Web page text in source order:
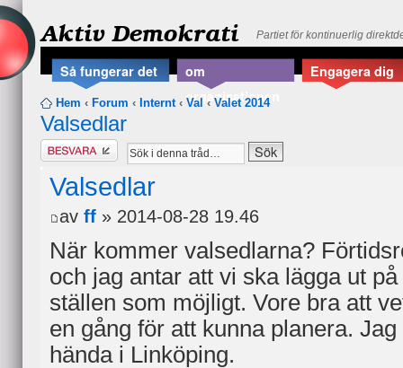
Aktiv Demokrati Partiet för kontinuerlig
Så fungerar det
om
organisationen
Engagera dig
Hem ‹ Forum ‹ Internt ‹ Val ‹ Valet 2014
Valsedlar
Besvara
Valsedlar
av ff » 2014-08-28 19.46
När kommer valsedlarna?
och jag antar att vi ska lägga ut
ställen som möjligt. Vore bra att
en gång för att kunna planera.
hända i Linköping.